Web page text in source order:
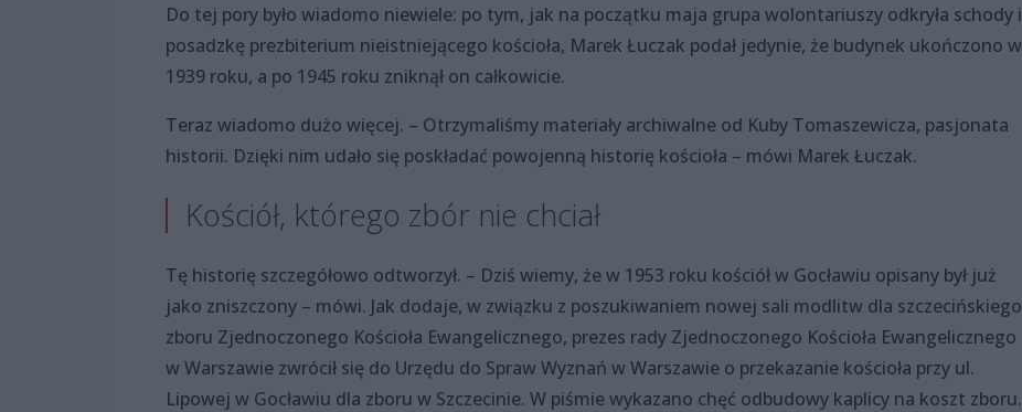
Do tej pory było wiadomo niewiele: po tym, jak na początku maja grupa wolontariuszy odkryła schody i
posadzkę prezbiterium nieistniejącego kościoła, Marek Łuczak podał jedynie, że budynek ukończono w
1939 roku, a po 1945 roku zniknął on całkowicie.
Teraz wiadomo dużo więcej. – Otrzymaliśmy materiały archiwalne od Kuby Tomaszewicza, pasjonata
historii. Dzięki nim udało się poskładać powojenną historię kościoła – mówi Marek Łuczak.
Kościół, którego zbór nie chciał
Tę historię szczegółowo odtworzył. – Dziś wiemy, że w 1953 roku kościół w Gocławiu opisany był już
jako zniszczony – mówi. Jak dodaje, w związku z poszukiwaniem nowej sali modlitw dla szczecińskiego
zboru Zjednoczonego Kościoła Ewangelicznego, prezes rady Zjednoczonego Kościoła Ewangelicznego
w Warszawie zwrócił się do Urzędu do Spraw Wyznań w Warszawie o przekazanie kościoła przy ul.
Lipowej w Gocławiu dla zboru w Szczecinie. W piśmie wykazano chęć odbudowy kaplicy na koszt zboru.